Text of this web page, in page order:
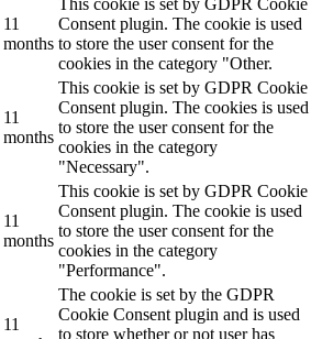
11
months
Consent plugin. The cookie is used
to store the user consent for the
cookies in the category "Other.
11
months
This cookie is set by GDPR Cookie
Consent plugin. The cookies is used
to store the user consent for the
cookies in the category
"Necessary".
11
months
This cookie is set by GDPR Cookie
Consent plugin. The cookie is used
to store the user consent for the
cookies in the category
"Performance".
11
The cookie is set by the GDPR
Cookie Consent plugin and is used
to store whether or not user has